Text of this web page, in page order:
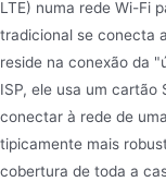
LTE) numa rede Wi-Fi
tradicional se conecta
reside na conexão da
ISP, ele usa um cartão
conectar à rede de
tipicamente mais
cobertura de toda a